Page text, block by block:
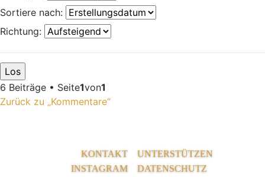
Sortiere nach:
Richtung:
6 Beiträge • Seite1von1
Zurück zu „Kommentare“
KONTAKT
INSTAGRAM
UNTERSTÜTZEN
DATENSCHUTZ